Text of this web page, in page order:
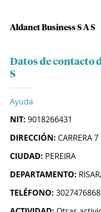
Aldanet Business S A S
Datos de contacto
S
Ayuda
NIT: 9018266431
DIRECCIÓN: CARRERA
CIUDAD: PEREIRA
DEPARTAMENTO:
TELÉFONO: 3027476868